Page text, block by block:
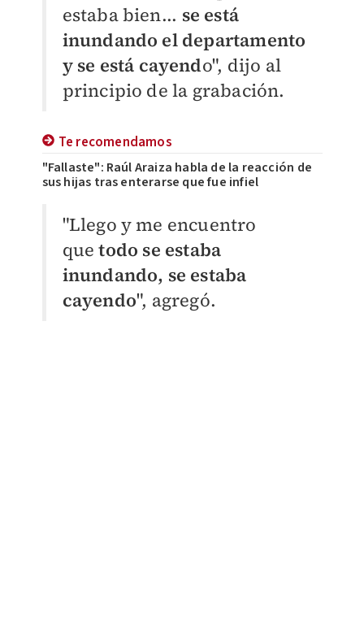
estaba bien... se está
inundando el departamento
y se está cayendo", dijo al
principio de la grabación.
Te recomendamos
"Fallaste": Raúl Araiza habla de la reacción de
sus hijas tras enterarse que fue infiel
"Llego y me encuentro
quetodo se estaba
inundando, se estaba
cayendo", agregó.